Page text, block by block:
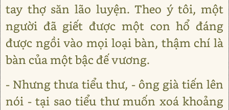
tay thợ săn lão luyện. Theo ý tôi, một
người đã giết được một con hổ đáng
được ngồi vào mọi loại bàn, thậm chí là
bàn của một bậc đế vương.
- Nhưng thưa tiểu thư, - ông già tiến lên
nói - tại sao tiểu thư muốn xoá khoảng